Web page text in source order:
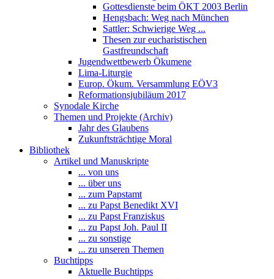
Gottesdienste beim ÖKT 2003 Berlin
Hengsbach: Weg nach München
Sattler: Schwierige Weg ...
Thesen zur eucharistischen
Gastfreundschaft
Jugendwettbewerb Ökumene
Lima-Liturgie
Europ. Ökum. Versammlung EÖV3
Reformationsjubiläum 2017
Synodale Kirche
Themen und Projekte (Archiv)
Jahr des Glaubens
Zukunftsträchtige Moral
Bibliothek
Artikel und Manuskripte
... von uns
... über uns
... zum Papstamt
... zu Papst Benedikt XVI
... zu Papst Franziskus
... zu Papst Joh. Paul II
... zu sonstige
... zu unseren Themen
Buchtipps
Aktuelle Buchtipps